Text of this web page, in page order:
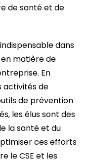
de santé et de
dans
matière de
En
activités de
de prévention
les élus sont des
la santé et du
ces efforts
le CSE et les